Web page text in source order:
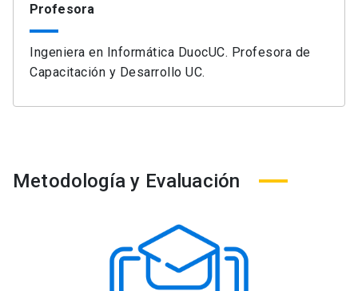
Profesora
Ingeniera en Informática DuocUC. Profesora de
Capacitación y Desarrollo UC.
Metodología y Evaluación